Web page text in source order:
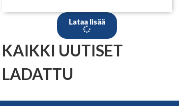
Lataa lisää
KAIKKI UUTISET
LADATTU